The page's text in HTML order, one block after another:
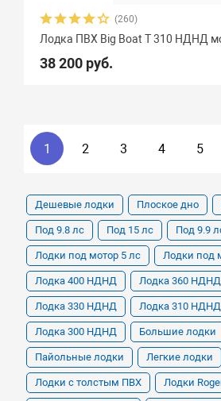
(260)
Лодка ПВХ Big Boat T 310 НДНД
38 200 руб.
1 2 3 4 5
Дешевые лодки Плоское дно
Под 9.8 лс Под 15 лс Под 9.9
Лодки под мотор 5 лс Лодки под
Лодка 400 НДНД Лодка 360 НДНД
Лодка 330 НДНД Лодка 310 НДНД
Лодка 300 НДНД Большие лодки
Пайольные лодки Легкие лодки
Лодки с толстым ПВХ Лодки